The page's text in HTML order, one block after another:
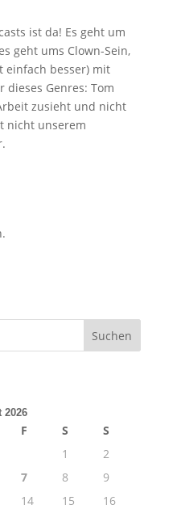
ist da! Es geht um
geht ums Clown-Sein,
einfach besser) mit
Genres: Tom
zusieht und nicht
nicht unserem
2026
F S
S
1
2
7 8
9
14 15
16